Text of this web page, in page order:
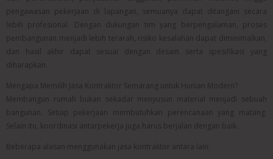
pengawasan pekerjaan di lapangan, semuanya dapat ditangani secara
lebih profesional. Dengan dukungan tim yang berpengalaman, proses
pembangunan menjadi lebih terarah, risiko kesalahan dapat diminimalkan,
dan hasil akhir dapat sesuai dengan desain serta spesifikasi yang
diharapkan.
Mengapa Memilih Jasa Kontraktor Semarang untuk Hunian Modern?
Membangun rumah bukan sekadar menyusun material menjadi sebuah
bangunan. Setiap pekerjaan membutuhkan perencanaan yang matang.
Selain itu, koordinasi antarpekerja juga harus berjalan dengan baik.
Beberapa alasan menggunakan jasa kontraktor antara lain: